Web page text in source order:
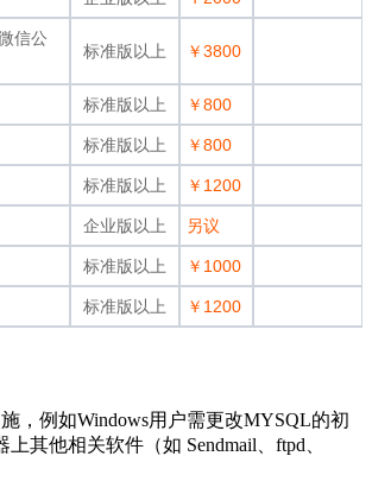
信公
标准版以上 ￥3800
标准版以上 ￥800
标准版以上 ￥800
标准版以上 ￥1200
企业版以上 另议
标准版以上 ￥1000
标准版以上 ￥1200
，例如Windows用户需更改MYSQL的初
其他相关软件（如 Sendmail、ftpd、